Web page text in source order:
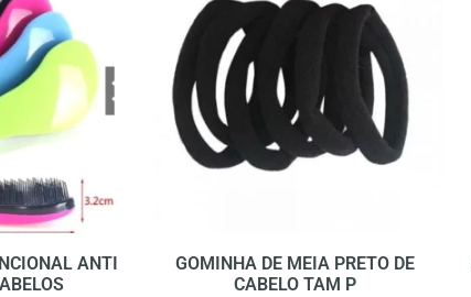
ANTI
GOMINHA DE MEIA PRETO DE
CABELO TAM P